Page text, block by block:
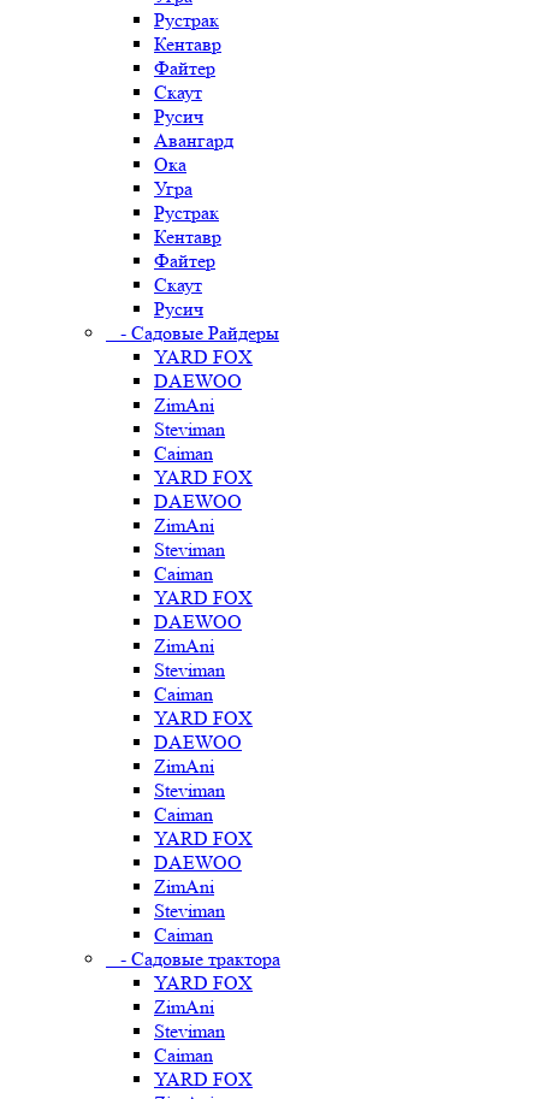
Рустрак
Кентавр
Файтер
Скаут
Русич
Авангард
Ока
Угра
Рустрак
Кентавр
Файтер
Скаут
Русич
- Садовые Райдеры
YARD FOX
DAEWOO
ZimAni
Steviman
Caiman
YARD FOX
DAEWOO
ZimAni
Steviman
Caiman
YARD FOX
DAEWOO
ZimAni
Steviman
Caiman
YARD FOX
DAEWOO
ZimAni
Steviman
Caiman
YARD FOX
DAEWOO
ZimAni
Steviman
Caiman
- Садовые трактора
YARD FOX
ZimAni
Steviman
Caiman
YARD FOX